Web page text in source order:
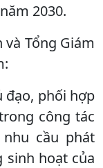
2030.
Tổng Giám
đạo, phối hợp
công tác
cầu phát
sinh hoạt của